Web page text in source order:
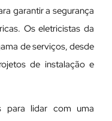
garantir a segurança
Os eletricistas da
de serviços, desde
de instalação e
para lidar com uma